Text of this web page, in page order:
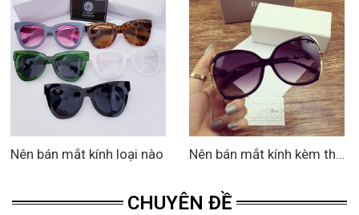
Nên bán mắt kính loại nào Nên bán mắt kính kèm theo quần áo hay không
CHUYÊN ĐỀ